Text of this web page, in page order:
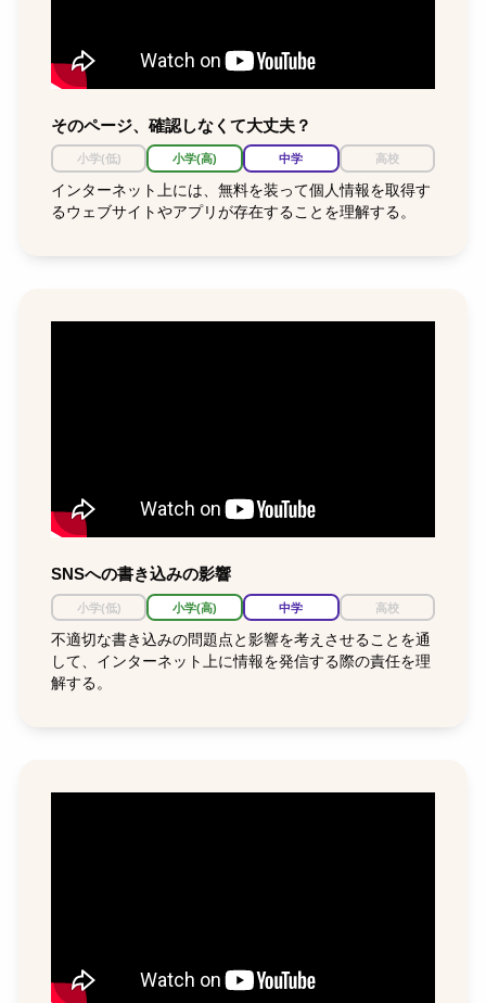
そのページ、確認しなくて大丈夫？
小学(低) 小学(高) 中学 高校
インターネット上には、無料を装って個人情報を取得す
るウェブサイトやアプリが存在することを理解する。
SNSへの書き込みの影響
小学(低) 小学(高) 中学 高校
不適切な書き込みの問題点と影響を考えさせることを通
して、インターネット上に情報を発信する際の責任を理
解する。